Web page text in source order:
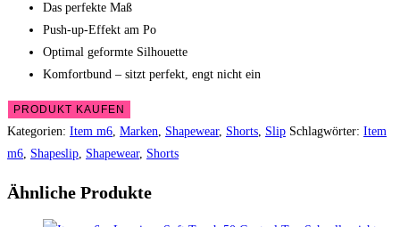
Das perfekte Maß
Push-up-Effekt am Po
Optimal geformte Silhouette
Komfortbund – sitzt perfekt, engt nicht ein
PRODUKT KAUFEN
Kategorien: Item m6, Marken, Shapewear, Shorts, Slip Schlagwörter: Item
m6, Shapeslip, Shapewear, Shorts
Ähnliche Produkte